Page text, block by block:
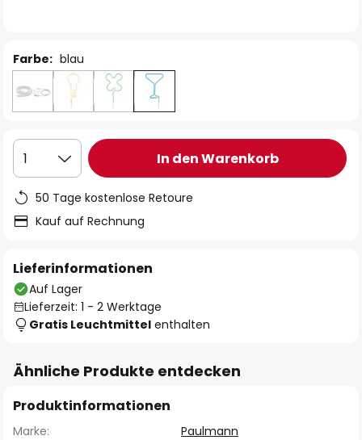
Farbe: blau
1 In den Warenkorb
50 Tage kostenlose Retoure
Kauf auf Rechnung
Lieferinformationen
Auf Lager
Lieferzeit: 1 - 2 Werktage
Gratis Leuchtmittel enthalten
Ähnliche Produkte entdecken
Produktinformationen
Marke:
Paulmann